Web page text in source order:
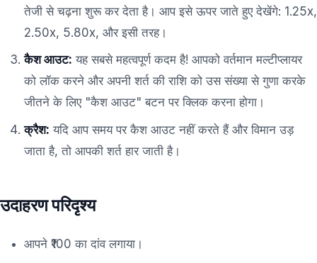
तेजी से चढ़ना शुरू कर देता है। आप इसे ऊपर जाते हुए देखेंगे: 1.25x,
2.50x, 5.80x, और इसी तरह।
कैश आउट: यह सबसे महत्वपूर्ण कदम है! आपको वर्तमान मल्टीप्लायर
को लॉक करने और अपनी शर्त की राशि को उस संख्या से गुणा करके
जीतने के लिए "कैश आउट" बटन पर क्लिक करना होगा।
क्रैश: यदि आप समय पर कैश आउट नहीं करते हैं और विमान उड़
जाता है, तो आपकी शर्त हार जाती है।
उदाहरण परिदृश्य
आपने ₹100 का दांव लगाया।